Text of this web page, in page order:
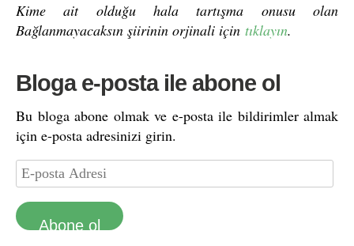
Kime ait olduğu hala tartışma onusu olan
Bağlanmayacaksın şiirinin orjinali için tıklayın.
Bloga e-posta ile abone ol
Bu bloga abone olmak ve e-posta ile bildirimler almak
için e-posta adresinizi girin.
Abone ol